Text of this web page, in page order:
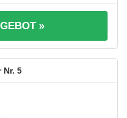
»
5